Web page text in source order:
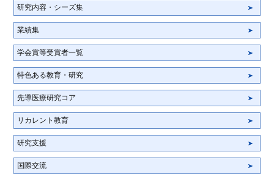
研究内容・シーズ集
業績集
学会賞等受賞者一覧
特色ある教育・研究
先導医療研究コア
リカレント教育
研究支援
国際交流